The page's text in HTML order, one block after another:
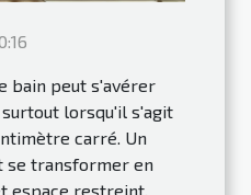
bain peut s'avérer
lorsqu'il s'agit
carré. Un
se transformer en
espace restreint,